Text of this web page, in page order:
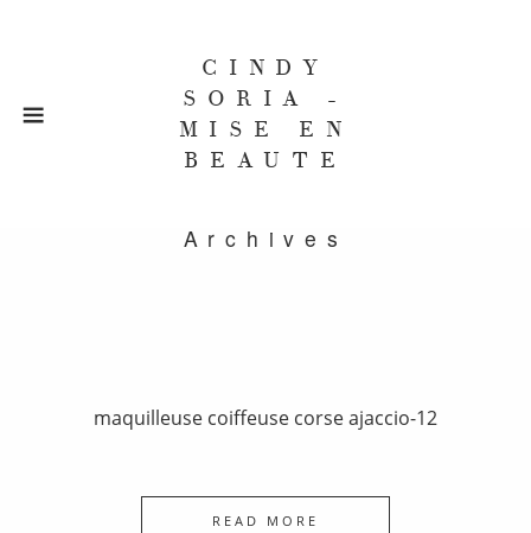
CINDY
SORIA -
MISE EN
BEAUTE
Archives
maquilleuse coiffeuse corse ajaccio-12
READ MORE